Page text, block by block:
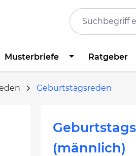
Musterbriefe Ratgeber
Geburtstagsreden
(männlich)